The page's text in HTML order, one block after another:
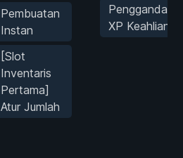
Pembuatan
Instan
[Slot
Inventaris
Pertama]
Atur Jumlah
Pengganda
XP Keahlian